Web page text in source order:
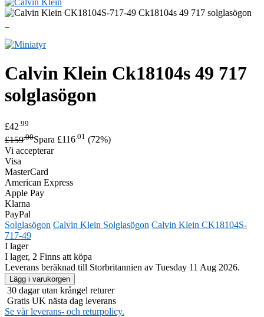
Calvin Klein Ck18104s 49 717
solglasögon
£42 .99
£159.00Spara £116.01 (72%)
Vi accepterar
Visa
MasterCard
American Express
Apple Pay
Klarna
PayPal
Solglasögon Calvin Klein Solglasögon Calvin Klein CK18104S-
717-49
I lager
I lager, 2 Finns att köpa
Leverans beräknad till Storbritannien av Tuesday 11 Aug 2026.
30 dagar utan krångel returer
Gratis UK nästa dag leverans
Se vår leverans- och returpolicy.